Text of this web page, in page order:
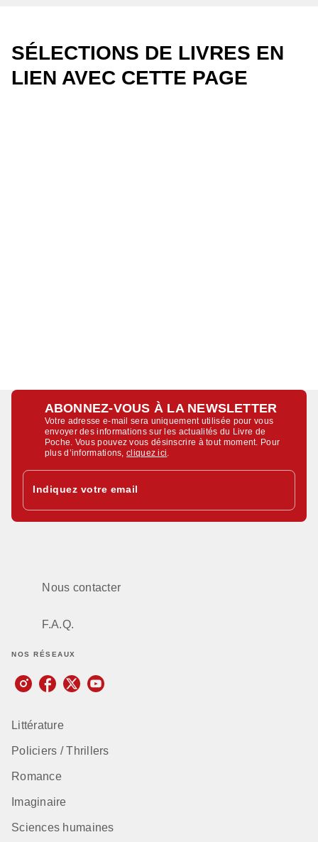
SÉLECTIONS DE LIVRES EN
LIEN AVEC CETTE PAGE
ABONNEZ-VOUS À LA NEWSLETTER
Votre adresse e-mail sera uniquement utilisée pour vous
envoyer des informations sur les actualités du Livre de
Poche. Vous pouvez vous désinscrire à tout moment. Pour
plus d’informations,cliquez ici
Indiquez votre email
Nous contacter
F.A.Q.
NOS RÉSEAUX
Littérature
Policiers / Thrillers
Romance
Imaginaire
Sciences humaines